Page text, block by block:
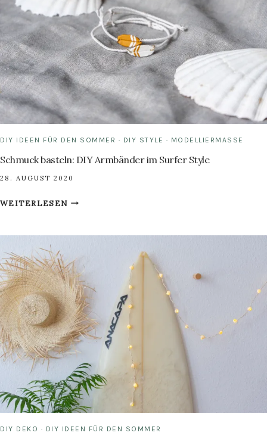
EINEM
EINMACHGLAS
DIY IDEEN FÜR DEN SOMMER · DIY STYLE · MODELLIERMASSE
Schmuck basteln: DIY Armbänder im Surfer Style
28. AUGUST 2020
WEITERLESENSCHMUCK
IM
SURFER
STYLE
DIY DEKO · DIY IDEEN FÜR DEN SOMMER